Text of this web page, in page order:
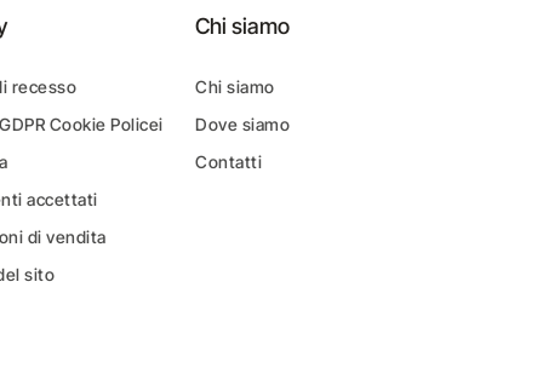
recesso
Cookie Policei
accettati
di vendita
sito
Chi siamo
Chi siamo
Dove siamo
Contatti